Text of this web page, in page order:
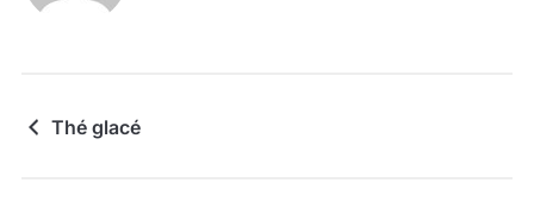
Thé glacé